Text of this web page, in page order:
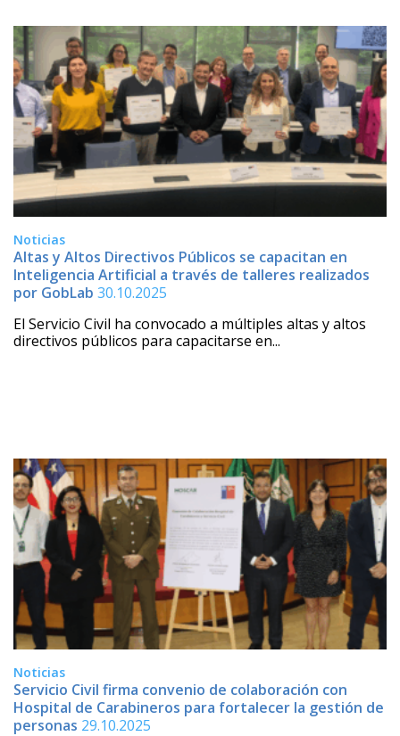
Noticias
Altas y Altos Directivos Públicos se capacitan en
Inteligencia Artificial a través de talleres realizados
por GobLab 30.10.2025
El Servicio Civil ha convocado a múltiples altas y altos
directivos públicos para capacitarse en...
Noticias
Servicio Civil firma convenio de colaboración con
Hospital de Carabineros para fortalecer la gestión de
personas 29.10.2025